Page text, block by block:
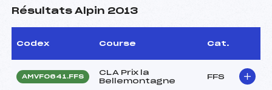
Résultats Alpin 2013
Codex Course Cat.
AMVF0641.FFS
CLA Prix la
Bellemontagne
FFS